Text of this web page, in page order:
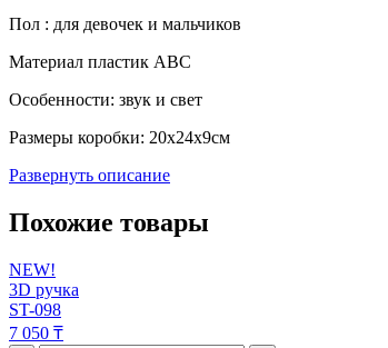
Пол : для девочек и мальчиков
Материал пластик АВС
Особенности: звук и свет
Размеры коробки: 20x24x9см
Развернуть описание
Похожие товары
NEW!
3D ручка
ST-098
7 050 ₸